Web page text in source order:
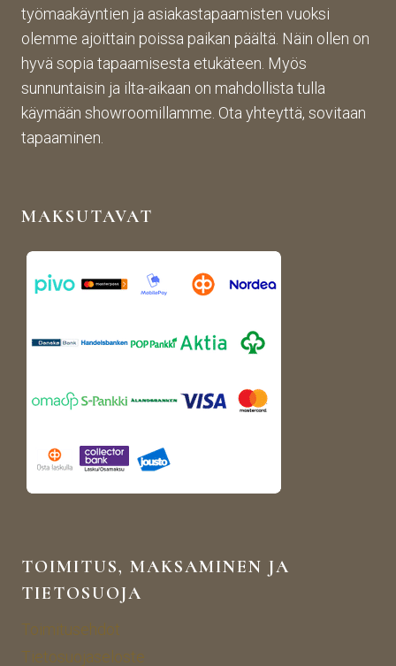
työmaakäyntien ja asiakastapaamisten vuoksi
olemme ajoittain poissa paikan päältä. Näin ollen on
hyvä sopia tapaamisesta etukäteen. Myös
sunnuntaisin ja ilta-aikaan on mahdollista tulla
käymään showroomillamme. Ota yhteyttä, sovitaan
tapaaminen.
MAKSUTAVAT
TOIMITUS, MAKSAMINEN JA
TIETOSUOJA
Toimitusehdot
Tietosuojaseloste